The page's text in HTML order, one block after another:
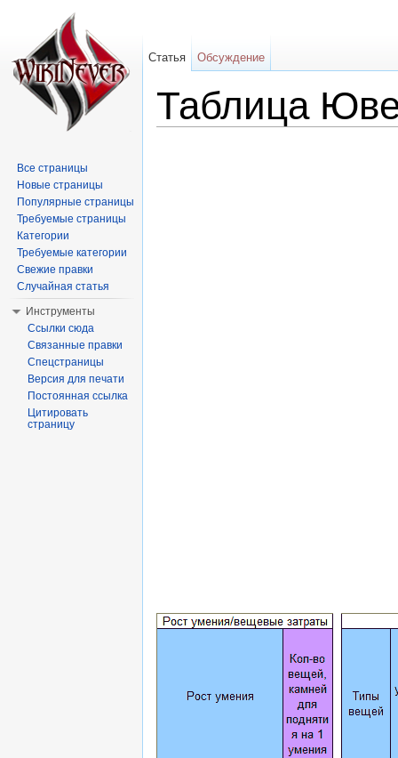
Таблица
Статья Обсуждение
Все страницы
Новые страницы
Популярные страницы
Требуемые страницы
Категории
Требуемые категории
Свежие правки
Случайная статья
Инструменты
Ссылки сюда
Связанные правки
Спецстраницы
Версия для печати
Постоянная ссылка
Цитировать
страницу